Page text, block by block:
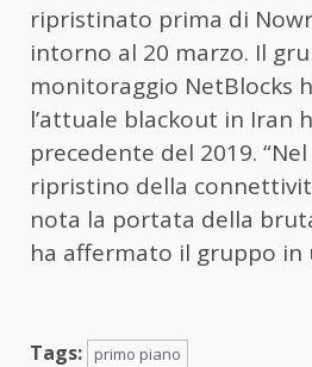
ripristinato prima di
intorno al 20 marzo. Il
monitoraggio NetBlocks
l’attuale blackout in Iran
precedente del 2019.
ripristino della
nota la portata della
ha affermato il gruppo in
Tags: primo piano